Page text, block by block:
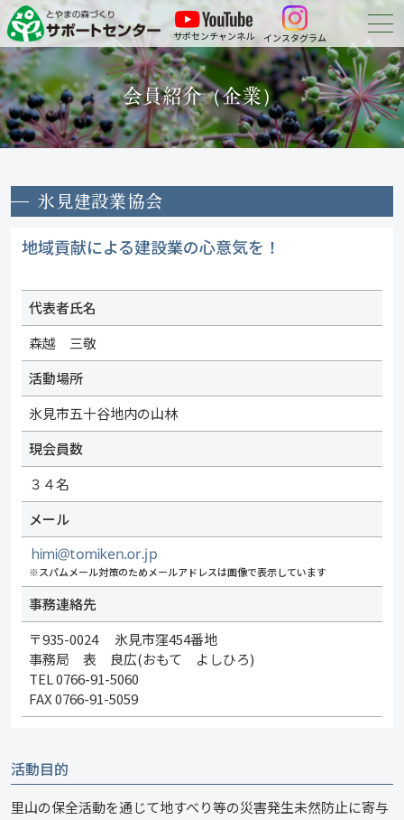
サポセンチャンネル インスタグラム
森づくりについて
森づくりに参加する
申請・報告等のダウンロード
会員紹介（企業）
氷見建設業協会
地域貢献による建設業の心意気を！
代表者氏名
森越 三敬
活動場所
氷見市五十谷地内の山林
現会員数
３４名
メール
※スパムメール対策のためメールアドレスは画像で表示しています
事務連絡先
〒935-0024 氷見市窪454番地
事務局 表 良広(おもて よしひろ)
TEL 0766-91-5060
FAX 0766-91-5059
活動目的
里山の保全活動を通じて地すべり等の災害発生未然防止に寄与